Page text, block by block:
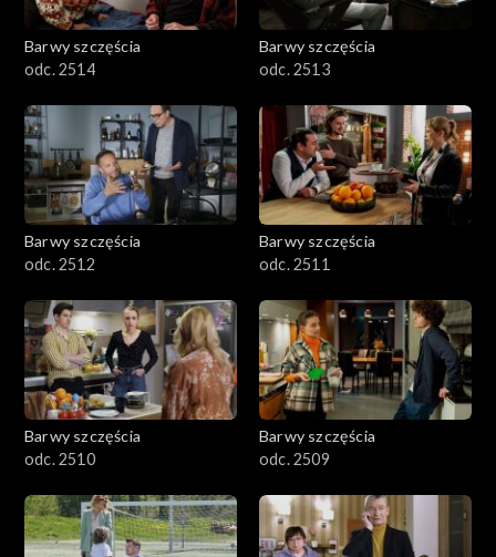
Barwy szczęścia
odc. 2514
Barwy szczęścia
odc. 2513
Barwy szczęścia
odc. 2512
Barwy szczęścia
odc. 2511
Barwy szczęścia
odc. 2510
Barwy szczęścia
odc. 2509